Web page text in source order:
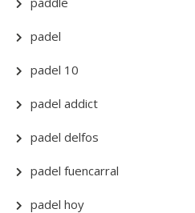
padel
padel 10
padel addict
padel delfos
padel fuencarral
padel hoy